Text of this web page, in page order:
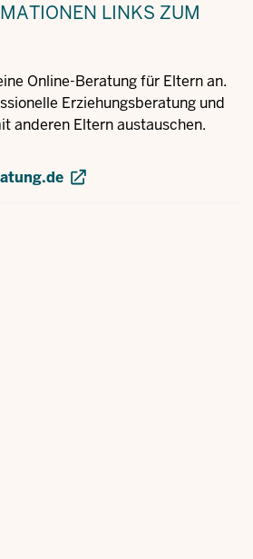
LINKS ZUM
Online-Beratung für Eltern an.
Erziehungsberatung und
anderen Eltern austauschen.